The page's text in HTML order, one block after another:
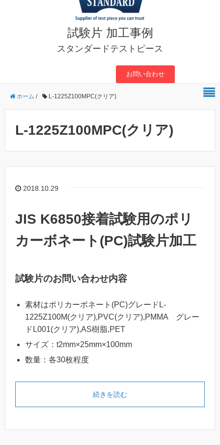
試験片 加工事例
スタンダードテストピース
お問い合わせ
ホーム / L-1225Z100MPC(クリア)
L-1225Z100MPC(クリア)
2018.10.29
JIS K6850接着試験用のポリ
カーボネート(PC)試験片加工
試験片のお問い合わせ内容
素材はポリカーボネート(PC)グレードL-
1225Z100M(クリア),PVC(クリア),PMMA グレー
ドL001(クリア),AS樹脂,PET
サイズ：t2mm×25mm×100mm
数量：各30枚程度
続きを読む